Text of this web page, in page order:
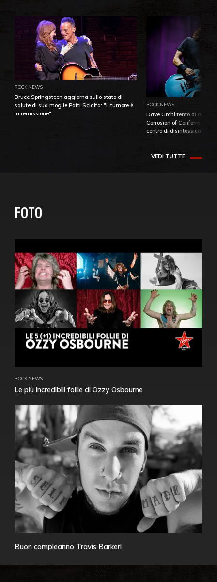
ROCK NEWS
Bruce Springsteen aggiorna sullo stato di
salute di sua moglie Patti Scialfa: "Il tumore è
in remissione"
ROCK NEWS
Dave Grohl tentò di
Corrosion of Conformity
centro di
VEDI TUTTE
FOTO
ROCK NEWS
Le più incredibili follie di Ozzy Osbourne
Buon compleanno Travis Barker!